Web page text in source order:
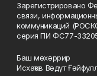
Зарегистрировано
связи,
коммуникаций
серия ПИ ФС77-33205
Баш мөхәррир
Исхаҡов Вәдүт